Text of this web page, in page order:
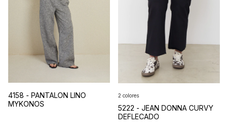
4158 - PANTALON LINO
MYKONOS
5222 - JEAN DONNA CURVY
DEFLECADO
2 colores